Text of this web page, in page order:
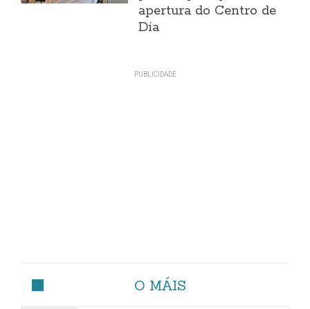
apertura do Centro de
Día
O MÁIS